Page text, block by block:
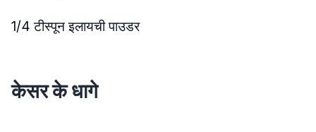
1/4 टीस्पून इलायची पाउडर
केसर के धागे